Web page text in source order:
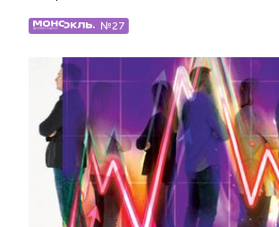
№27